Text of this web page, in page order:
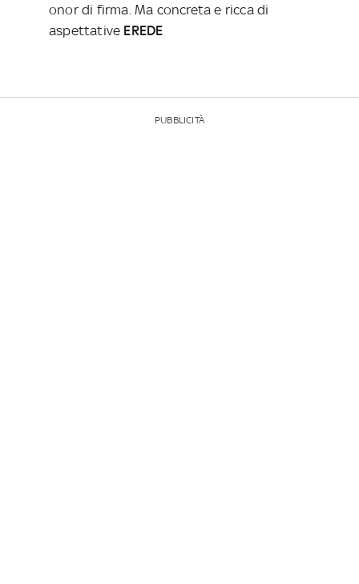
onor di firma. Ma concreta e ricca di
aspettative EREDE
PUBBLICITÀ